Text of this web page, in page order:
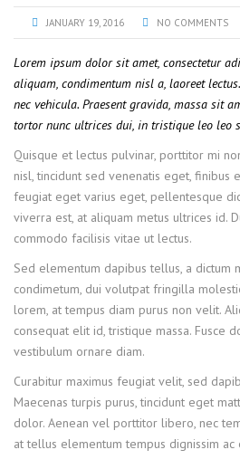
JANUARY 19, 2016 NO COMMENTS
Lorem ipsum dolor sit amet, consectetur
aliquam, condimentum nisl a, laoreet
nec vehicula. Praesent gravida, massa sit
tortor nunc ultrices dui, in tristique leo leo
Quisque et lectus pulvinar, porttitor mi
nisl, tincidunt sed venenatis eget, finibus
feugiat eget varius eget, pellentesque
viverra est, at aliquam metus ultrices id.
commodo facilisis vitae ut lectus.
Sed elementum dapibus tellus, a dictum
condimetum, dui volutpat fringilla
lorem, at tempus diam purus non velit.
consequat elit id, tristique massa. Fusce
vestibulum ornare diam.
Curabitur maximus feugiat velit, sed
Maecenas turpis purus, tincidunt eget
dolor. Aenean vel porttitor libero, nec
at tellus elementum tempus dignissim ac